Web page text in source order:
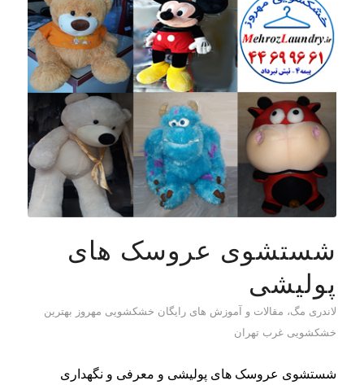
شستشوی عروسک های
پولیشی
لاندری مگ، مقالات و آموزش های رایگان خشکشویی مهروز بهترین
خشکشویی غرب تهران
شستشوی عروسک های پولیشی و معرفی و نگهداری